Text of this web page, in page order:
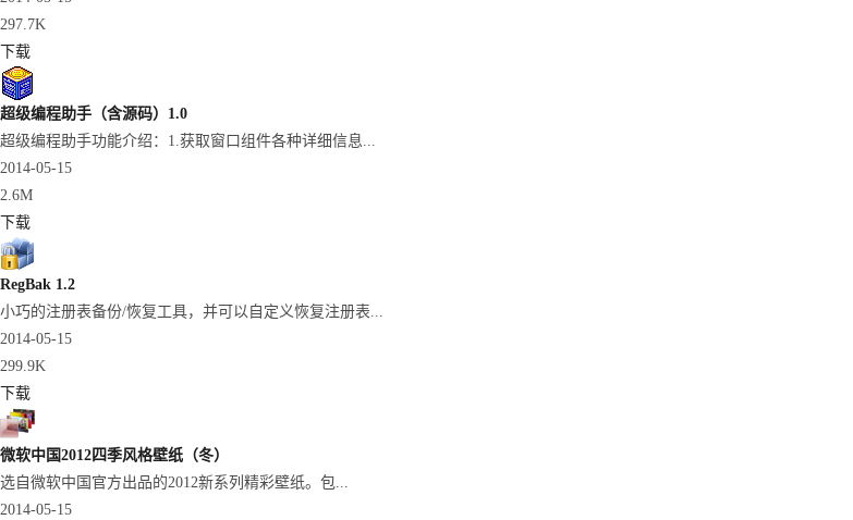
297.7K
下载
超级编程助手（含源码）1.0
超级编程助手功能介绍：1.获取窗口组件各种详细信息...
2014-05-15
2.6M
下载
RegBak 1.2
小巧的注册表备份/恢复工具，并可以自定义恢复注册表...
2014-05-15
299.9K
下载
微软中国2012四季风格壁纸（冬）
选自微软中国官方出品的2012新系列精彩壁纸。包...
2014-05-15